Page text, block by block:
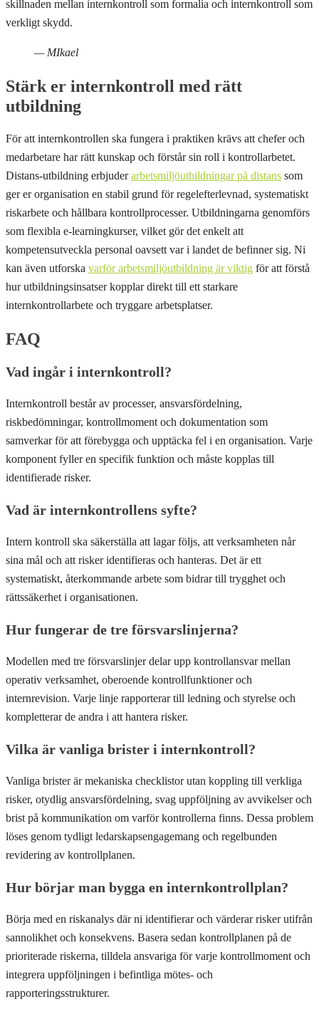
skillnaden mellan internkontroll som formalia och internkontroll som
verkligt skydd.
— MIkael
Stärk er internkontroll med rätt
utbildning
För att internkontrollen ska fungera i praktiken krävs att chefer och
medarbetare har rätt kunskap och förstår sin roll i kontrollarbetet.
Distans-utbildning erbjuderarbetsmiljöutbildningar på distans som
ger er organisation en stabil grund för regelefterlevnad, systematiskt
riskarbete och hållbara kontrollprocesser. Utbildningarna genomförs
som flexibla e-learningkurser, vilket gör det enkelt att
kompetensutveckla personal oavsett var i landet de befinner sig. Ni
kan även utforska varför arbetsmiljöutbildning är viktig för att förstå
hur utbildningsinsatser kopplar direkt till ett starkare
internkontrollarbete och tryggare arbetsplatser.
FAQ
Vad ingår i internkontroll?
Internkontroll består av processer, ansvarsfördelning,
riskbedömningar, kontrollmoment och dokumentation som
samverkar för att förebygga och upptäcka fel i en organisation. Varje
komponent fyller en specifik funktion och måste kopplas till
identifierade risker.
Vad är internkontrollens syfte?
Intern kontroll ska säkerställa att lagar följs, att verksamheten når
sina mål och att risker identifieras och hanteras. Det är ett
systematiskt, återkommande arbete som bidrar till trygghet och
rättssäkerhet i organisationen.
Hur fungerar de tre försvarslinjerna?
Modellen med tre försvarslinjer delar upp kontrollansvar mellan
operativ verksamhet, oberoende kontrollfunktioner och
internrevision. Varje linje rapporterar till ledning och styrelse och
kompletterar de andra i att hantera risker.
Vilka är vanliga brister i internkontroll?
Vanliga brister är mekaniska checklistor utan koppling till verkliga
risker, otydlig ansvarsfördelning, svag uppföljning av avvikelser och
brist på kommunikation om varför kontrollerna finns. Dessa problem
löses genom tydligt ledarskapsengagemang och regelbunden
revidering av kontrollplanen.
Hur börjar man bygga en internkontrollplan?
Börja med en riskanalys där ni identifierar och värderar risker utifrån
sannolikhet och konsekvens. Basera sedan kontrollplanen på de
prioriterade riskerna, tilldela ansvariga för varje kontrollmoment och
integrera uppföljningen i befintliga mötes- och
rapporteringsstrukturer.